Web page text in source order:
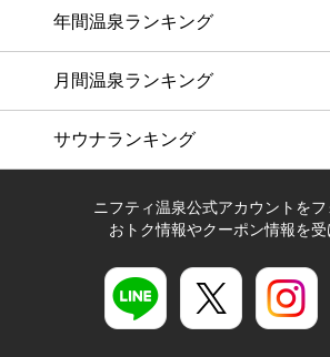
年間温泉ランキング
月間温泉ランキング
サウナランキング
ニフティ温泉公式アカウントを
おトク情報やクーポン情報を受